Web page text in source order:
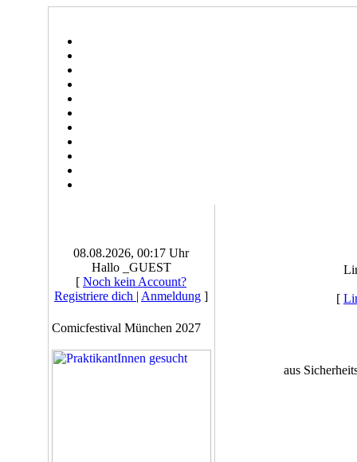
08.08.2026, 00:17 Uhr
Hallo _GUEST
[ Noch kein Account?
Registriere dich | Anmeldung ]
Comicfestival München 2027
[
aus